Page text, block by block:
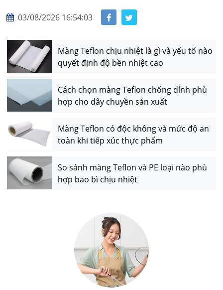
03/08/2026 16:54:03
Màng Teflon chịu nhiệt là gì và yếu tố nào
quyết định độ bền nhiệt cao
Cách chọn màng Teflon chống dính phù
hợp cho dây chuyền sản xuất
Màng Teflon có độc không và mức độ an
toàn khi tiếp xúc thực phẩm
So sánh màng Teflon và PE loại nào phù
hợp bao bì chịu nhiệt